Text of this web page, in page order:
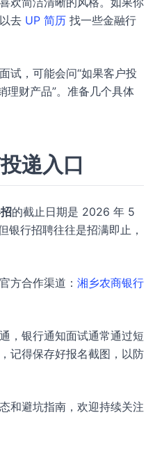
去 UP 简历 找一些金融行
试，可能会问“如果客户投
理财产品”。准备几个具体
递入口
的截止日期是 2026 年 5
银行招聘往往是招满即止，
方合作渠道： 湘乡农商银行
，银行通知面试通常通过短
记得保存好报名截图，以防
和避坑指南，欢迎持续关注